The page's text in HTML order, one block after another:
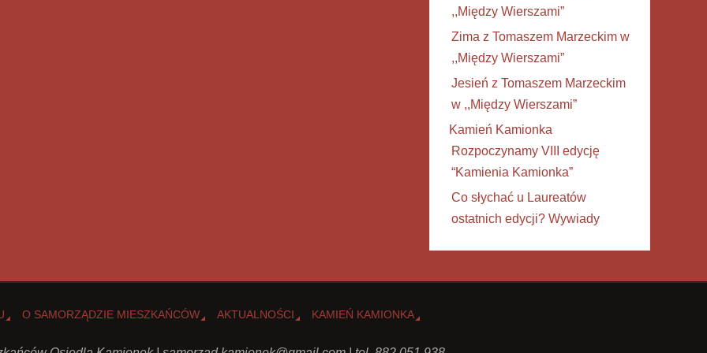
,,Między Wierszami”
Zima z Tomaszem Marzeckim w
,,Między Wierszami”
Jesień z Tomaszem Marzeckim
w ,,Między Wierszami”
Kamień Kamionka
Rozpoczynamy VIII edycję
“Kamienia Kamionka”
Co słychać u Laureatów
ostatnich edycji? Wywiady
O SAMORZĄDZIE MIESZKAŃCÓW AKTUALNOŚCI KAMIEŃ KAMIONKA